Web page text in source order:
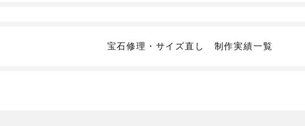
宝石修理・サイズ直し 制作実績一覧